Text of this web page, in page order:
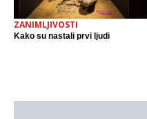
ZANIMLJIVOSTI
Kako su nastali prvi ljudi